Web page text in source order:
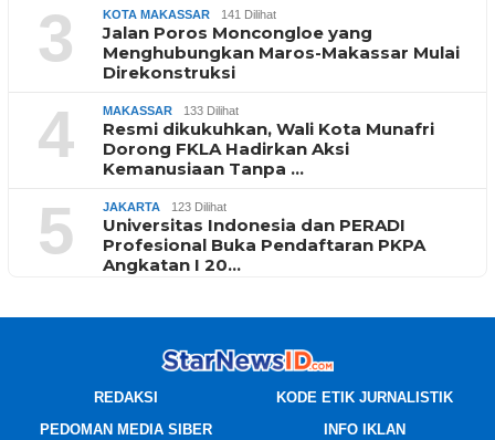
3 KOTA MAKASSAR 141 Dilihat
Jalan Poros Moncongloe yang
Menghubungkan Maros-Makassar Mulai
Direkonstruksi
4 MAKASSAR 133 Dilihat
Resmi dikukuhkan, Wali Kota Munafri
Dorong FKLA Hadirkan Aksi
Kemanusiaan Tanpa …
5 JAKARTA 123 Dilihat
Universitas Indonesia dan PERADI
Profesional Buka Pendaftaran PKPA
Angkatan I 20…
REDAKSI
KODE ETIK JURNALISTIK
PEDOMAN MEDIA SIBER
INFO IKLAN